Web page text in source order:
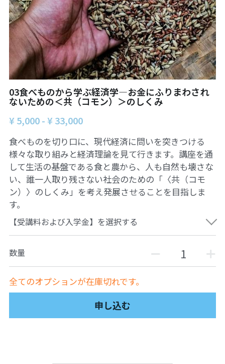
03食べものから学ぶ経済学―お金にふりまわされ
ないための＜共（コモン）＞のしくみ
¥ 5,000 - ¥ 33,000
食べものを切り口に、現代経済に問いを突きつける
様々な取り組みと経済理論を見て行きます。講座を通
して生活の基盤である食と農から、人も自然も壊さな
い、誰一人取り残さない社会のための「〈共（コモ
ン）〉のしくみ」を考え発展させることを目指しま
す。
【受講料および入学金】を選択する
数量
全てのオプションが在庫切れです。
申し込む
【越境】01民主主義の修復へ
【越境】02アジア太平洋を非核地帯にするため
に
【越境】03食べものから学ぶ経済学
【越境】05市民による社会調査力アップ入門講
座
【越境】06 韓国：「文化民主主義」の根っこを
【越境】07アイヌ語の基礎を学びながら知里真
志保の仕事をとらえなおす
【越境】08ラテンアメリカ先住民の言語と文化
を学ぶ
自然栽培2026
02「自由と平等」の国の帝国主義
03人権を保障するのは誰か？